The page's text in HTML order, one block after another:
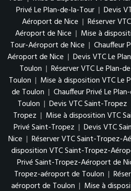
Privé Le Plan-de-la-Tour | Devis
Aéroport de Nice | Réserver
Aéroport de Nice | Mise à
Tour-Aéroport de Nice | Chauffeur
Aéroport de Nice | Devis VTC Le
Toulon | Réserver VTC Le Plan-
Toulon | Mise à disposition VTC Le
de Toulon | Chauffeur Privé Le
Toulon | Devis VTC Saint-Tropez
Tropez | Mise à disposition VTC
Privé Saint-Tropez | Devis VTC
Nice | Réserver VTC Saint-Tropez-
disposition VTC Saint-Tropez-
Privé Saint-Tropez-Aéroport de
Tropez-aéroport de Toulon |
aéroport de Toulon | Mise à